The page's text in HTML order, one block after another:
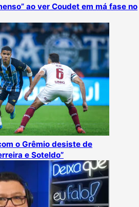
ao ver Coudet em má fase no
o Grêmio desiste de
e Soteldo”